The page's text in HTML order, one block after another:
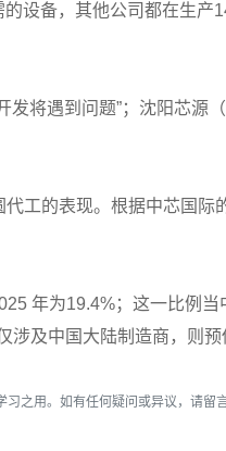
设备，其他公司都在生
发将遇到问题”；沈阳芯
工的表现。根据中芯国际
年为19.4%；这一比例
及中国大陆制造商，则预
之用。如有任何疑问或异议，请留